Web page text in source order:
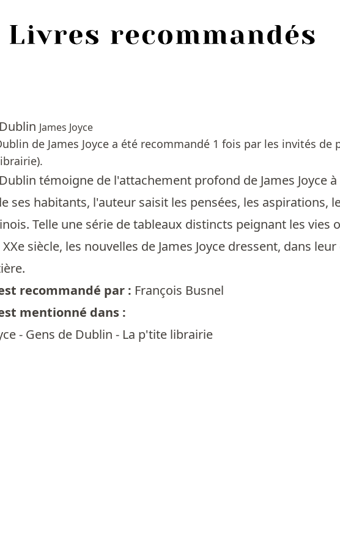
James Joyce
de James Joyce a été recommandé 1 fois par les invités
témoigne de l'attachement profond de James Joyce
ses habitants, l'auteur saisit les pensées, les aspirations,
Telle une série de tableaux distincts peignant les
siècle, les nouvelles de James Joyce dressent, dans
recommandé par : François Busnel
mentionné dans :
- Gens de Dublin - La p'tite librairie